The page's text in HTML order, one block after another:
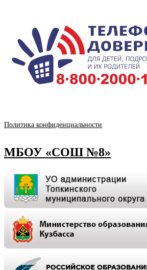
Политика конфиденциальности
МБОУ «СОШ №8»